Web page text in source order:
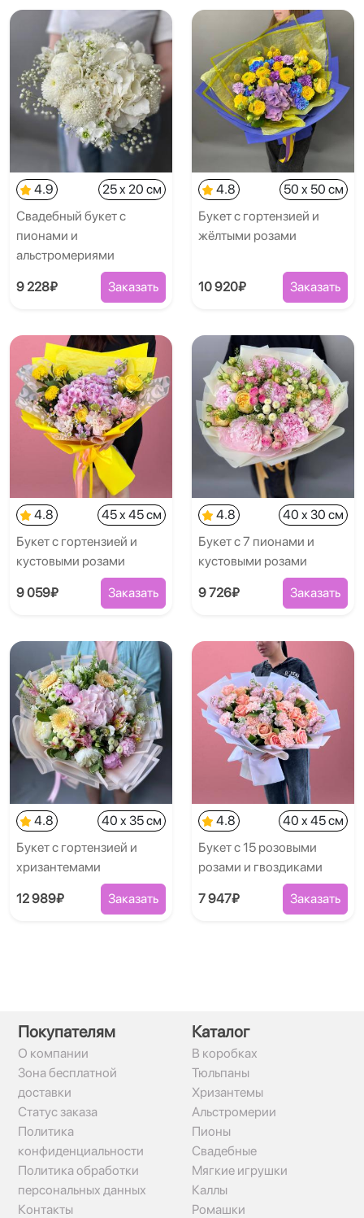
4.9
25 x 20 см
Свадебный букет с
пионами и
альстромериями
9 228₽ Заказать
4.8
50 x 50 см
Букет с гортензией и
жёлтыми розами
10 920₽ Заказать
4.8
45 x 45 см
Букет с гортензией и
кустовыми розами
9 059₽ Заказать
4.8
40 x 30 см
Букет с 7 пионами и
кустовыми розами
9 726₽ Заказать
4.8
40 x 35 см
Букет с гортензией и
хризантемами
12 989₽ Заказать
4.8
40 x 45 см
Букет с 15 розовыми
розами и гвоздиками
7 947₽ Заказать
Покупателям
О компании
Зона бесплатной
доставки
Статус заказа
Политика
конфиденциальности
Политика обработки
персональных данных
Контакты
Каталог
В коробках
Тюльпаны
Хризантемы
Альстромерии
Пионы
Свадебные
Мягкие игрушки
Каллы
Ромашки